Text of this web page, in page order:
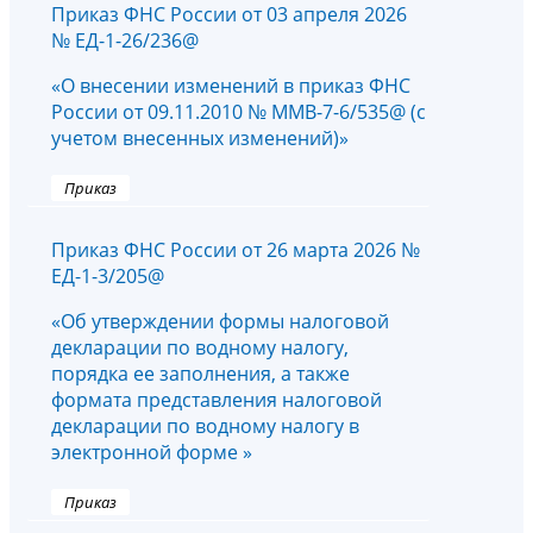
Приказ ФНС России от 03 апреля 2026
№ ЕД-1-26/236@
«О внесении изменений в приказ ФНС
России от 09.11.2010 № ММВ-7-6/535@ (с
учетом внесенных изменений)»
Приказ
Приказ ФНС России от 26 марта 2026 №
ЕД-1-3/205@
«Об утверждении формы налоговой
декларации по водному налогу,
порядка ее заполнения, а также
формата представления налоговой
декларации по водному налогу в
электронной форме »
Приказ